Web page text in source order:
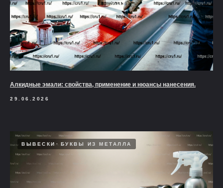
Алкидные эмали: свойства, применение и нюансы нанесения.
29.06.2026
ВЫВЕСКИ БУКВЫ ИЗ МЕТАЛЛА